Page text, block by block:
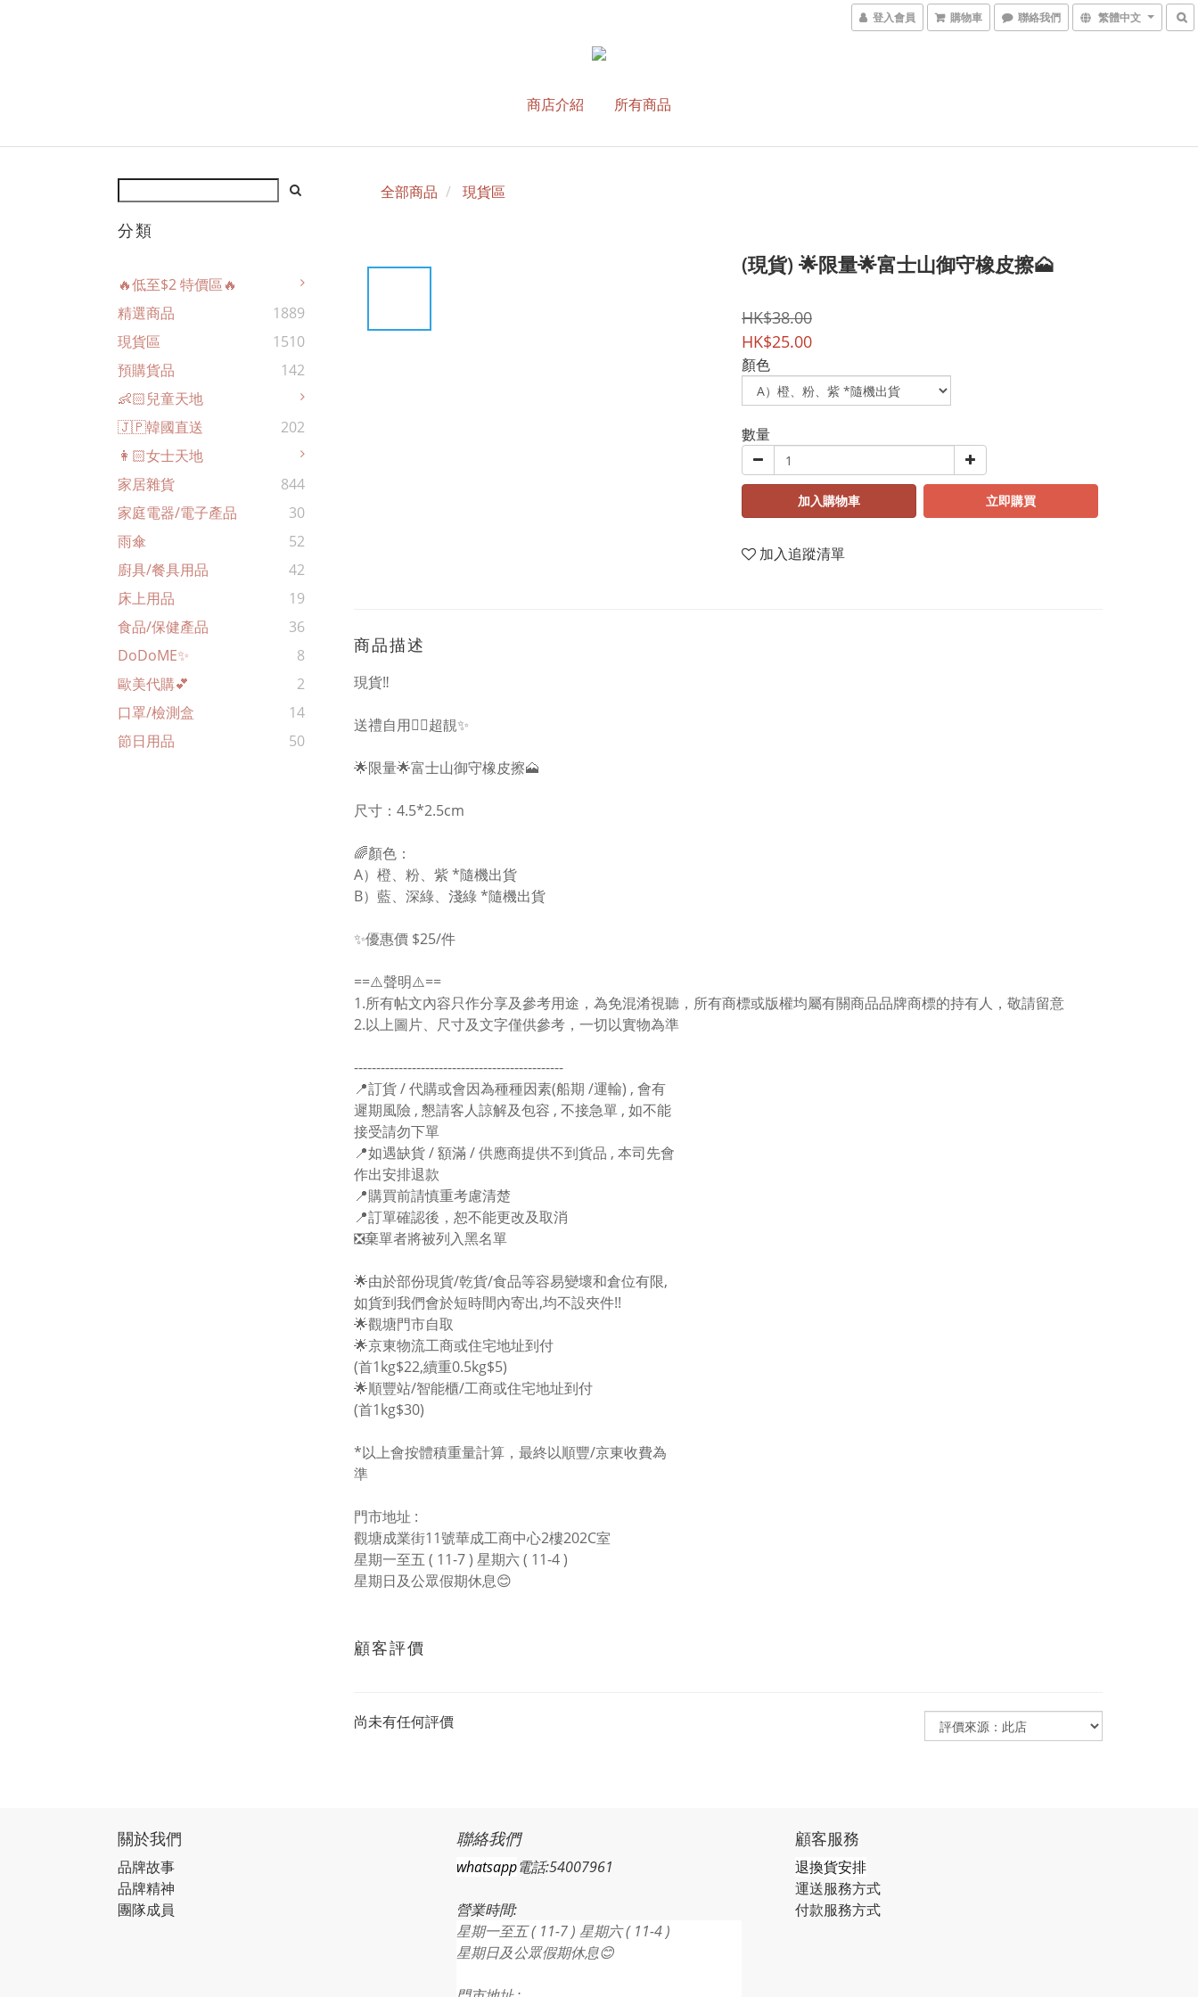
登入會員 購物車 聯絡我們 繁體中文
商店介紹 所有商品
分類
🔥低至$2 特價區🔥
精選商品
1889
現貨區
1510
預購貨品
142
👶🏻兒童天地
🇯🇵韓國直送
202
👩🏻女士天地
家居雜貨
844
家庭電器/電子產品
30
雨傘
52
廚具/餐具用品
42
床上用品
19
食品/保健產品
36
DoDoME✨
8
歐美代購💕
2
口罩/檢測盒
14
節日用品
50
全部商品 現貨區
(現貨) 🌟限量🌟富士山御守橡皮擦🗻
HK$38.00
HK$25.00
顏色
數量
加入購物車 立即購買
加入追蹤清單
商品描述
現貨‼️
送禮自用👍🏻超靚✨
🌟限量🌟富士山御守橡皮擦🗻
尺寸：4.5*2.5cm
🌈顏色：
A）橙、粉、紫 *隨機出貨
B）藍、深綠、淺綠*隨機出貨
✨優惠價 $25/件
==⚠️聲明⚠️==
1.所有帖文內容只作分享及參考用途，為免混淆視聽，所有商標或版權均屬有關商品品牌商標的持有人，敬請留意
2.以上圖片、尺寸及文字僅供參考，一切以實物為準
-----------------------------------------------
📍訂貨 / 代購或會因為種種因素(船期 /運輸) , 會有
遲期風險 , 懇請客人諒解及包容 , 不接急單 , 如不能
接受請勿下單
📍如遇缺貨 / 額滿 / 供應商提供不到貨品 , 本司先會
作出安排退款
📍購買前請慎重考慮清楚
📍訂單確認後，恕不能更改及取消
❎棄單者將被列入黑名單
🌟由於部份現貨/乾貨/食品等容易變壞和倉位有限,
如貨到我們會於短時間內寄出,均不設夾件!!
🌟觀塘門市自取
🌟京東物流工商或住宅地址到付
(首1kg$22,續重0.5kg$5)
🌟順豐站/智能櫃/工商或住宅地址到付
(首1kg$30)
*以上會按體積重量計算，最終以順豐/京東收費為
準
門市地址 :
觀塘成業街11號華成工商中心2樓202C室
星期一至五 ( 11-7 ) 星期六 ( 11-4 )
星期日及公眾假期休息😊
顧客評價
尚未有任何評價
關於我們
品牌故事
品牌精神
團隊成員
聯絡我們
whatsapp電話:54007961
營業時間:
星期一至五 ( 11-7 ) 星期六 ( 11-4 )
星期日及公眾假期休息😊
顧客服務
退換貨安排
運送服務方式
付款服務方式​​​